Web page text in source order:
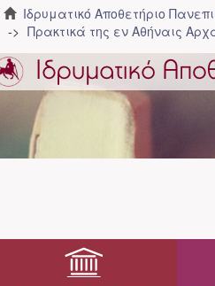
Ιδρυματικό Αποθετήριο
Πρακτικά της εν Αθήναις